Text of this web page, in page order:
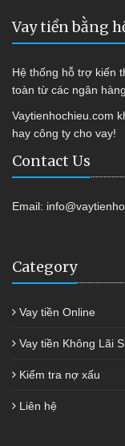
Vay tiền bằng
Hệ thống hỗ trợ kiến
toàn từ các ngân
Vaytienhochieu.com
hay công ty cho vay!
Contact Us
Email:
Category
Vay tiền Online
Vay tiền Không Lãi
Kiểm tra nợ xấu
Liên hệ